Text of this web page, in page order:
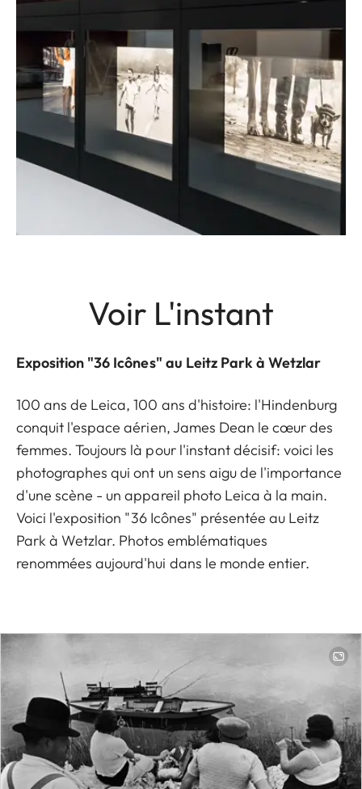
Voir L'instant
Exposition "36 Icônes" au Leitz Park à Wetzlar
100 ans de Leica, 100 ans d'histoire: l'Hindenburg
conquit l'espace aérien, James Dean le cœur des
femmes. Toujours là pour l'instant décisif: voici les
photographes qui ont un sens aigu de l'importance
d'une scène - un appareil photo Leica à la main.
Voici l'exposition "36 Icônes" présentée au Leitz
Park à Wetzlar. Photos emblématiques
renommées aujourd'hui dans le monde entier.